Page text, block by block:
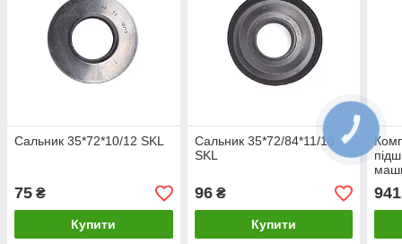
Сальник 35*72*10/12 SKL
75 ₴
Купити
Сальник 35*72/84*11/18
SKL
96₴
Купити
941